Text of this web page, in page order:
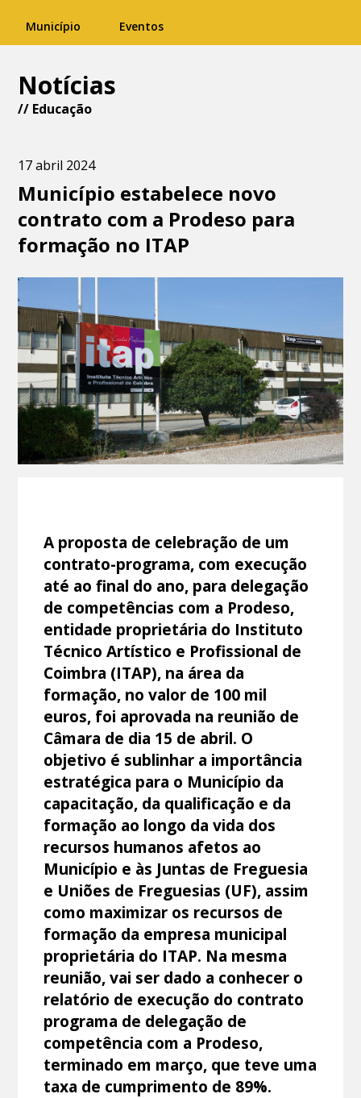
Município Eventos
Notícias
// Educação
17 abril 2024
Município estabelece novo
contrato com a Prodeso para
formação no ITAP
A proposta de celebração de um
contrato-programa, com execução
até ao final do ano, para delegação
de competências com a Prodeso,
entidade proprietária do Instituto
Técnico Artístico e Profissional de
Coimbra (ITAP), na área da
formação, no valor de 100 mil
euros, foi aprovada na reunião de
Câmara de dia 15 de abril. O
objetivo é sublinhar a importância
estratégica para o Município da
capacitação, da qualificação e da
formação ao longo da vida dos
recursos humanos afetos ao
Município e às Juntas de Freguesia
e Uniões de Freguesias (UF), assim
como maximizar os recursos de
formação da empresa municipal
proprietária do ITAP. Na mesma
reunião, vai ser dado a conhecer o
relatório de execução do contrato
programa de delegação de
competência com a Prodeso,
terminado em março, que teve uma
taxa de cumprimento de 89%.